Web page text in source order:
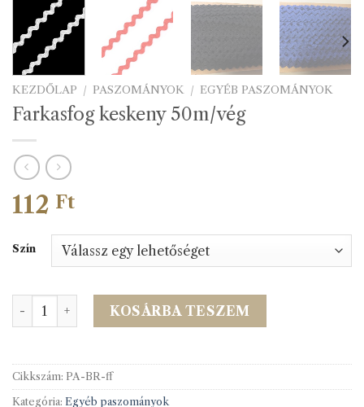
KEZDŐLAP / PASZOMÁNYOK / EGYÉB PASZOMÁNYOK
Farkasfog keskeny 50m/vég
112 Ft
Szín
Farkasfog keskeny 50m/vég mennyiség
KOSÁRBA TESZEM
Cikkszám: PA-BR-ff
Kategória: Egyéb paszományok